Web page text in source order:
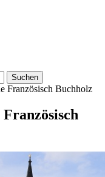
Französisch Buchholz